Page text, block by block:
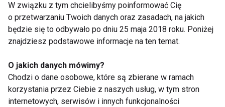
ciasta. Jej delikatny smak sprawia, że jest
doskonałym składnikiem zarówno dań wytrawnych,
jak i słodkich.
Jak spożywać dynię?
Zupa krem z dyni z imbirem i mlekiem
kokosowym
W związku z tym chcielibyśmy poinformować Cię
o przetwarzaniu Twoich danych oraz zasadach, na jakich
będzie się to odbywało po dniu 25 maja 2018 roku. Poniżej
znajdziesz podstawowe informacje na ten temat.
O jakich danych mówimy?
Chodzi o dane osobowe, które są zbierane w ramach
korzystania przez Ciebie z naszych usług, w tym stron
internetowych, serwisów i innych funkcjonalności